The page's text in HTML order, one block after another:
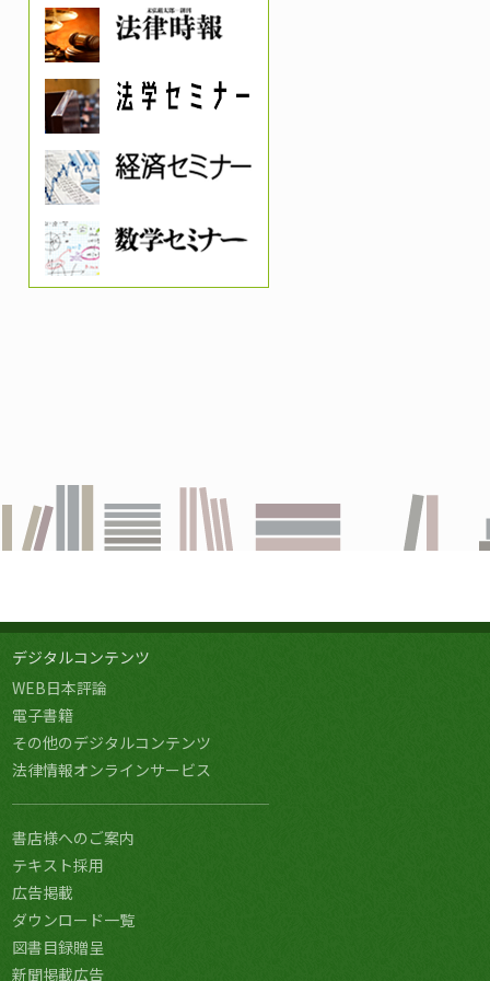
デジタルコンテンツ
WEB日本評論
電子書籍
その他のデジタルコンテンツ
法律情報オンラインサービス
書店様へのご案内
テキスト採用
広告掲載
ダウンロード一覧
図書目録贈呈
新聞掲載広告